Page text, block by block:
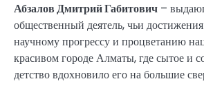
Абзалов Дмитрий Габитович –
общественный деятель, чьи
научному прогрессу и процветанию
красивом городе Алматы, где сытое и
детство вдохновило его на большие